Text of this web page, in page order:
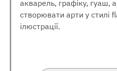
акварель, графіку, гуаш,
створювати арти у стилі
ілюстрації.